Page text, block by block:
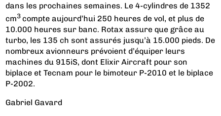
dans les prochaines semaines. Le 4-cylindres de 1352
cm3 compte aujourd’hui 250 heures de vol, et plus de
10.000 heures sur banc. Rotax assure que grâce au
turbo, les 135 ch sont assurés jusqu’à 15.000 pieds. De
nombreux avionneurs prévoient d’équiper leurs
machines du 915iS, dont Elixir Aircraft pour son
biplace et Tecnam pour le bimoteur P-2010 et le biplace
P-2002.
Gabriel Gavard